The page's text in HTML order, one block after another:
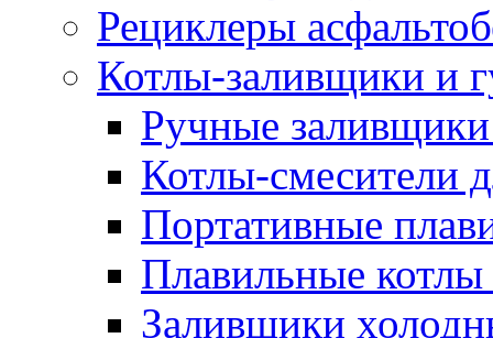
Рециклеры
Котлы-заливщики и
Ручные заливщики
Котлы-смесители
Портативные
Плавильные
Заливщики